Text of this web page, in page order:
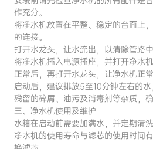
作充分。
将净水机放置在平整、稳定的台面上
的连接。
打开水龙头，让水流出，以清除管路中
将净水机插入电源插座，并打开净水
正常后，再打开水龙头，让净水机正常
启动后，建议排放5至10分钟左右的
残留的碎屑、油污及消毒剂等杂质，确
三、净水机使用及维护
水箱在启动前需要加满水，并定期清洗
净水机的使用寿命与滤芯的使用时间